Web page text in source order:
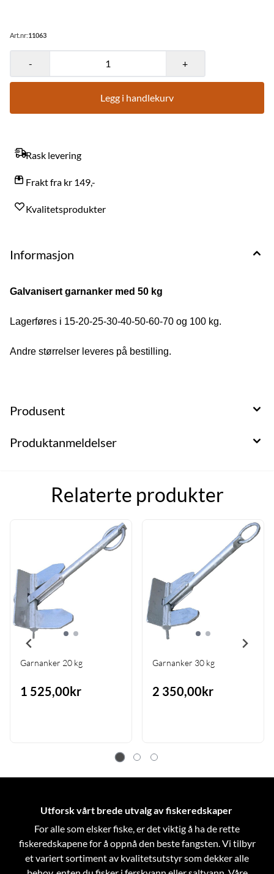
Art.nr:11063
- +
Legg i handlekurv
Rask levering
Frakt fra kr 149,-
Kvalitetsprodukter
Informasjon
Galvanisert garnanker med 50 kg
Lagerføres i 15-20-25-30-40-50-60-70 og 100 kg.
Andre størrelser leveres på bestilling.
Produsent
Produktanmeldelser
Relaterte produkter
Garnanker 20 kg
1 525,00kr
Garnanker 30 kg
2 350,00kr
Utforsk vårt brede utvalg av fiskeredskaper
For alle som elsker fiske, er det viktig å ha de rette
fiskeredskapene for å oppnå den beste fangsten. Vi tilbyr
et variert sortiment av kvalitetsutstyr som dekker alle